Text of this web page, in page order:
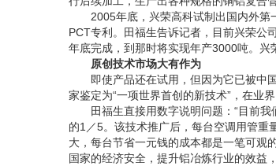
2005年底，兴荣高科试制出国内外第
PCT专利。田福生告诉记者，目前兴荣公
年底完成，到那时将实现年产3000吨。兴
原创技术市场大有作为
即使产品还在试用，但因为它已被中国
家鉴定为“一项世界首创的新技术”，在业界
田福生直接用数字说明问题：“目前我
的1／5。该技术推广后，每台空调用管重
大，每台节省一元钱的成本都是一笔可观
国家的经济安全，提升铝冶炼行业的效益